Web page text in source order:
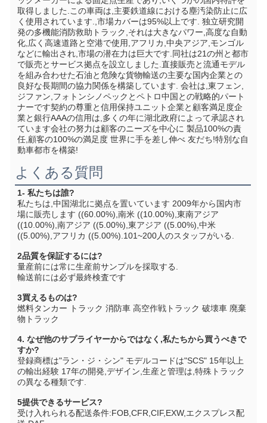
取得しました.この車両は,主要鉄道線における塵汚染防止に広
く使用されています.,市場カバーは95%以上です. 独立研究開
発の多機能消防救助トラック,それは大きなパワー,高度な自動
化,広く高速道路と空港で使用,アフリカ,中央アジア,モンゴル
などに輸出され,市場の潜在力は巨大です.同社は21の州と都市
で販売とサービス拠点を設立しました.直接販売と流通モデル
を組み合わせた石油と危険な貨物輸送の主要な国内企業との
良好な長期間の協力関係を構築しています. 会社は,東フェン,
ジファン,フォトンシノペックとペトロ中国との戦略的パート
ナーです契約の尊重と信用保持ユニット企業と顧客満足度企
業と銀行AAAの信用は,多くの年に湖北政府によって承認され
ています会社の努力は顧客のニーズを中心に 製品100%の責
任,顧客の100%の満足度 世界に手を差し伸べ 友だち!特別な自
動車都市を構築!
よくある質問
1- 私たちは誰?
私たちは,中国湖北に拠点を置いています 2009年から国内市
場に販売します ((60.00%),南米 ((10.00%),東南アジア
((10.00%),南アジア ((5.00%),東アジア ((5.00%),中米
((5.00%),アフリカ ((5.00%).101~200人のスタッフがいる.
2品質を保証するには?
量産前には常に生産前サンプルを採取する.
輸送前には必ず最終検査です
3買えるものは?
燃料タンカー トラック 消防車 高空作戦トラック 破壊車 廃棄
物トラック
4. なぜ他のサプライヤーからではなく,私たちから買うべきで
すか?
登録商標は"ラン・ジ・シン" モデルコードは"SCS" 15年以上
の輸出経験 17年の開発,デザイン,生産と管理は,特殊トラック
の異なる種類です.
5提供できるサービス?
受け入れられる配送条件:FOB,CFR,CIF,EXW,エクスプレス配